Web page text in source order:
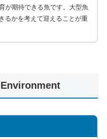
が期待できる魚です。大型魚
るかを考えて迎えることが重